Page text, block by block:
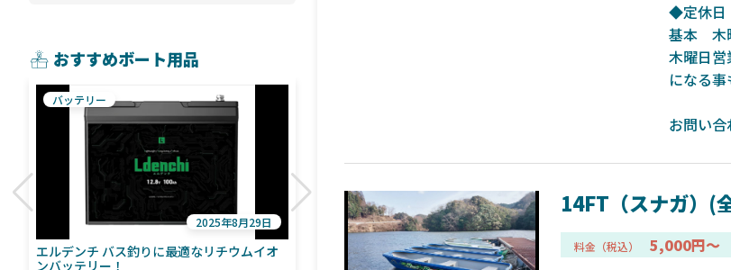
◆定休日
基本 木
木曜日
になる
お問い
14FT（スナガ）(
料金（税込） 5,000円～
おすすめボート用品
エルデンチ バス釣りに最適なリチウムイオ
ンバッテリー！
バッテリー
2025年8月29日
ローランス「イーグルアイ（EAGLE EYE）」
ライブソナーをより身近に！HOOK REVEAL
2025年7月10日
ELowrance EAGLE